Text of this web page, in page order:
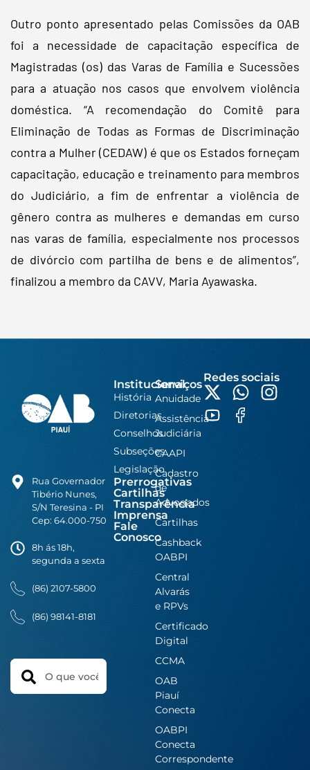
Outro ponto apresentado pelas Comissões da OAB
foi a necessidade de capacitação específica de
Magistradas (os) das Varas de Família e Sucessões
para a atuação nos casos que envolvem violência
doméstica. “A recomendação do Comitê para
Eliminação de Todas as Formas de Discriminação
contra a Mulher (CEDAW) é que os Estados forneçam
capacitação, educação e treinamento para membros
do Judiciário, a fim de enfrentar a violência de
gênero contra as mulheres e demandas em curso
nas varas de família, especialmente nos processos
de divórcio com partilha de bens e de alimentos”,
finalizou a membro da CAVV, Maria Ayawaska.
Rua Governador
Tibério Nunes,
S/N Teresina - PI
Cep: 64.000-750
8h ás 18h,
segunda a sexta
(86) 2107-5800
(86) 98141-8181
Search
Institucional
História
Diretorias
Conselhos
Subseções
Legislação
Prerrogativas
Cartilhas
Transparência
Imprensa
Fale
Conosco
Serviços
Anuidade
Assistência
Judiciária
CAAPI
Cadastro
de
Advogados
Cartilhas
Cashback
OABPI
Central
Alvarás
e RPVs
Certificado
Digital
CCMA
OAB
Piauí
Conecta
OABPI
Conecta
Correspondente
Redes sociais